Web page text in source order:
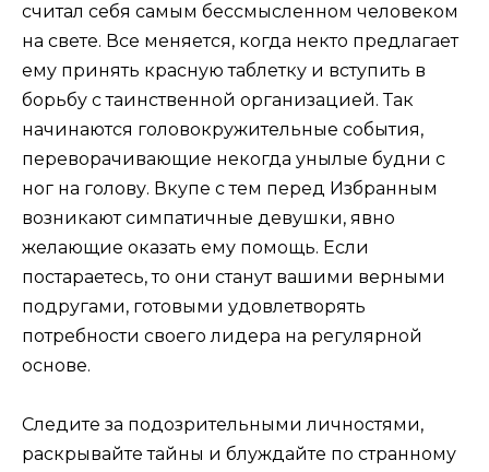
считал себя самым бессмысленном человеком
на свете. Все меняется, когда некто предлагает
ему принять красную таблетку и вступить в
борьбу с таинственной организацией. Так
начинаются головокружительные события,
переворачивающие некогда унылые будни с
ног на голову. Вкупе с тем перед Избранным
возникают симпатичные девушки, явно
желающие оказать ему помощь. Если
постараетесь, то они станут вашими верными
подругами, готовыми удовлетворять
потребности своего лидера на регулярной
основе.
Следите за подозрительными личностями,
раскрывайте тайны и блуждайте по странному